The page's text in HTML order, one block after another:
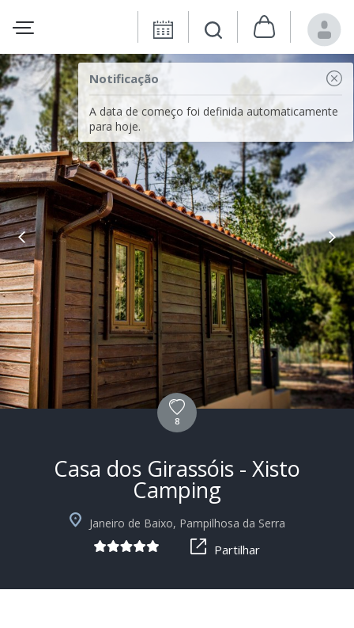
Notificação
A data de começo foi definida automaticamente
para hoje.
+10
8
Casa dos Girassóis - Xisto
Camping
Janeiro de Baixo, Pampilhosa da Serra
Partilhar